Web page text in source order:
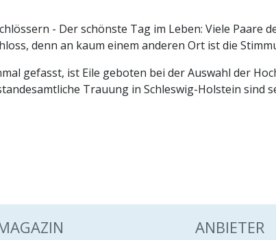
- Der schönste Tag im Leben: Viele
denn an kaum einem anderen Ort ist die
gefasst, ist Eile geboten bei der Auswahl der
Trauung in Schleswig-Holstein sind
ANBIETER